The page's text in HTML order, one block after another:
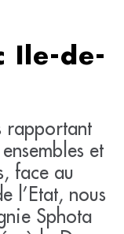
Ile-de-
rapportant
et
face au
l’Etat, nous
Sphota